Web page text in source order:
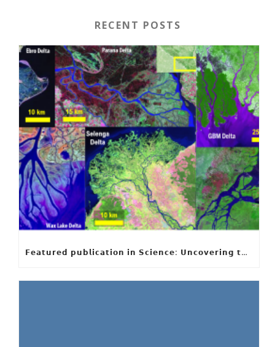
RECENT POSTS
𝗙𝗲𝗮𝘁𝘂𝗿𝗲𝗱 𝗽𝘂𝗯𝗹𝗶𝗰𝗮𝘁𝗶𝗼𝗻 𝗶𝗻 𝗦𝗰𝗶𝗲𝗻𝗰𝗲: 𝗨𝗻𝗰𝗼𝘃𝗲𝗿𝗶𝗻𝗴 𝘁𝗵𝗲 𝗵𝗶𝗱𝗱𝗲𝗻 𝗿𝘂𝗹𝗲𝘀 𝗯𝗲𝗵𝗶𝗻𝗱 𝗿𝗶𝘃𝗲𝗿 𝗱𝗲𝗹𝘁𝗮 𝗴𝗲𝗼𝗺𝗲𝘁𝗿𝘆 𝗮𝗻𝗱 𝗴𝗿𝗼𝘄𝘁𝗵